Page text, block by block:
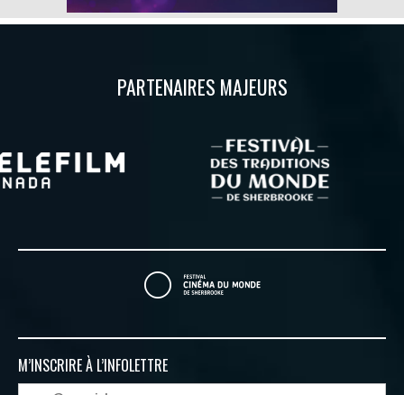
PARTENAIRES MAJEURS
M’INSCRIRE À L’INFOLETTRE